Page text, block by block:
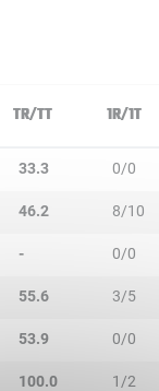
TR/TT 1R/1T
33.3 0/0
46.2 8/10
- 0/0
55.6 3/5
53.9 0/0
100.0 1/2